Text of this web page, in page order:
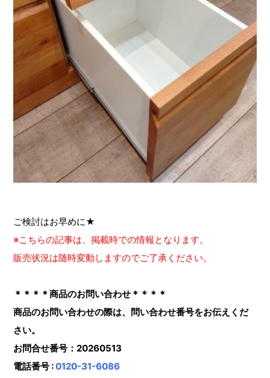
ご検討はお早めに★
※こちらの記事は、掲載時での情報となります。
販売状況は随時変動しますのでご了承ください。
＊＊＊＊商品のお問い合わせ＊＊＊＊
商品のお問い合わせの際は、問い合わせ番号をお伝えくだ
さい。
お問合せ番号：20260513
電話番号 :0120-31-6086